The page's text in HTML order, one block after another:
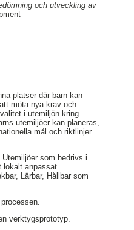
och utveckling av
platser där barn kan
möta nya krav och
i utemiljön kring
utemiljöer kan planeras,
mål och riktlinjer
som bedrivs i
lokalt anpassat
Lärbar, Hållbar som
verktygsprototyp.